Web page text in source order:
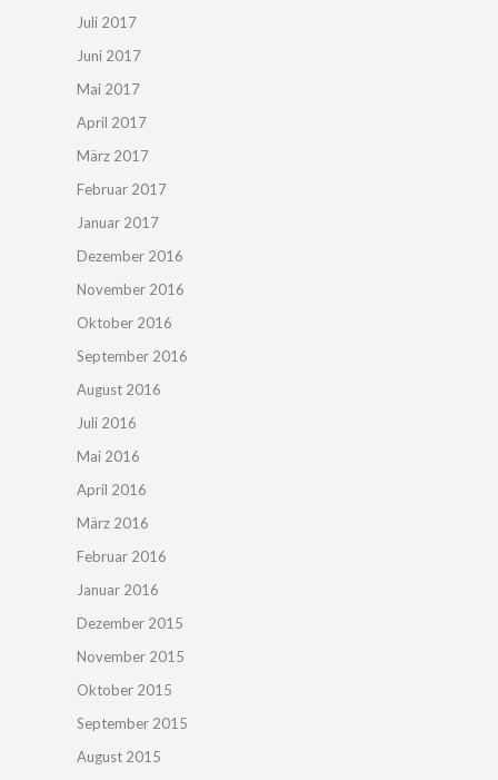
Juli 2017
Juni 2017
Mai 2017
April 2017
März 2017
Februar 2017
Januar 2017
Dezember 2016
November 2016
Oktober 2016
September 2016
August 2016
Juli 2016
Mai 2016
April 2016
März 2016
Februar 2016
Januar 2016
Dezember 2015
November 2015
Oktober 2015
September 2015
August 2015